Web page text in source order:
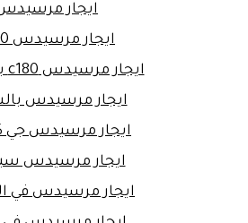
ايجار
ايجار مرسيدس c180
ايجار مرسيدس c180 بالقاهرة
ايجار مرسيدس
ايجار مرسيدس
ايجار مرسيدس
ايجار مرسيدس في